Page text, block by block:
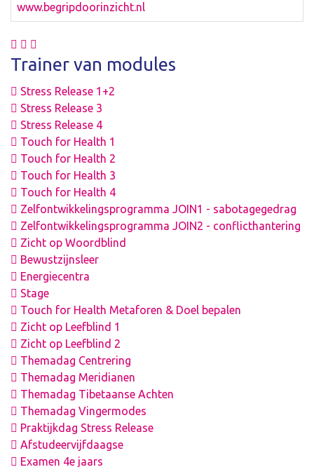
www.begripdoorinzicht.nl
Trainer van modules
Stress Release 1+2
Stress Release 3
Stress Release 4
Touch for Health 1
Touch for Health 2
Touch for Health 3
Touch for Health 4
Zelfontwikkelingsprogramma JOIN1 - sabotagegedrag
Zelfontwikkelingsprogramma JOIN2 - conflicthantering
Zicht op Woordblind
Bewustzijnsleer
Energiecentra
Stage
Touch for Health Metaforen & Doel bepalen
Zicht op Leefblind 1
Zicht op Leefblind 2
Themadag Centrering
Themadag Meridianen
Themadag Tibetaanse Achten
Themadag Vingermodes
Praktijkdag Stress Release
Afstudeervijfdaagse
Examen 4e jaars